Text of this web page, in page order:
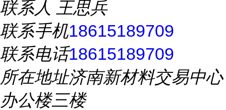
联系人 王思兵
联系手机18615189709
联系电话18615189709
所在地址济南新材料交易中心
办公楼三楼